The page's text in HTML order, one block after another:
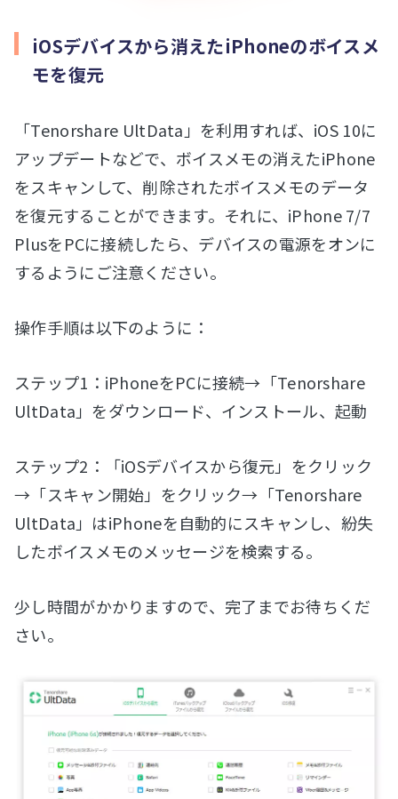
iOSデバイスから消えたiPhoneのボイスメ
モを復元
「Tenorshare UltData」を利用すれば、iOS 10に
アップデートなどで、ボイスメモの消えたiPhone
をスキャンして、削除されたボイスメモのデータ
を復元することができます。それに、iPhone 7/7
PlusをPCに接続したら、デバイスの電源をオンに
するようにご注意ください。
操作手順は以下のように：
ステップ1：iPhoneをPCに接続→「Tenorshare
UltData」をダウンロード、インストール、起動
ステップ2：「iOSデバイスから復元」をクリック
→「スキャン開始」をクリック→「Tenorshare
UltData」はiPhoneを自動的にスキャンし、紛失
したボイスメモのメッセージを検索する。
少し時間がかかりますので、完了までお待ちくだ
さい。